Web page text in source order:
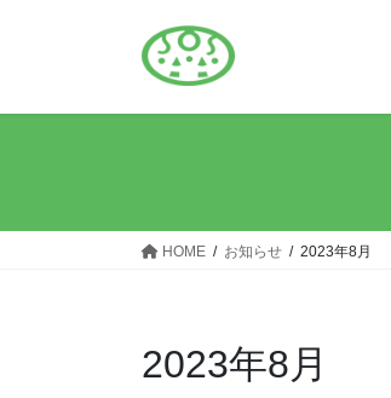
HOME お知らせ 2023年8月
2023年8月